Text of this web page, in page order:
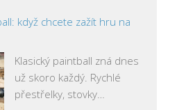
když chcete zažít hru na
Klasický paintball zná dnes
už skoro každý. Rychlé
přestřelky, stovky…